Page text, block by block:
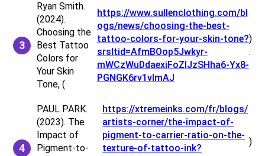
Ryan Smith.
(2024).
Choosing the
Best Tattoo
Colors for
Your Skin
Tone, (
https://www.sullenclothing.com/bl
ogs/news/choosing-the-best-
tattoo-colors-for-your-skin-tone?
srsltid=AfmBOop5Jwkyr-
mWCzWuDdaexiFoZlJzSHha6-Yx8-
PGNGK6rv1vlmAJ
)
.
PAUL PARK.
(2023). The
Impact of
Pigment-to-
https://xtremeinks.com/fr/blogs/
artists-corner/the-impact-of-
pigment-to-carrier-ratio-on-the-
texture-of-tattoo-ink?
)